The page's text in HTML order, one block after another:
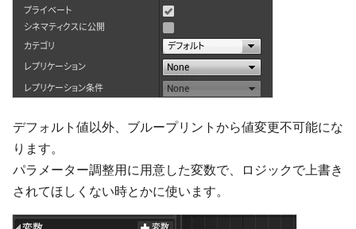
デフォルト値以外、ブループリントから値変更不可能にな
ります。
パラメーター調整用に用意した変数で、ロジックで上書き
されてほしくない時とかに使います。